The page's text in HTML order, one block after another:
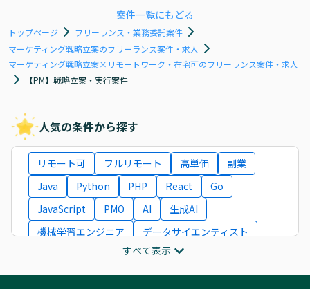
案件一覧にもどる
トップページ
フリーランス・業務委託案件
マーケティング戦略立案のフリーランス案件・求人
マーケティング戦略立案×リモートワーク・在宅可のフリーランス案件・求人
【PM】戦略立案・実行案件
人気の条件から探す
リモート可 フルリモート 高単価
副業
Java
Python PHP React
Go
JavaScript
PMO AI
生成AI
機械学習エンジニア
データサイエンティスト
ITコンサルタント
フロントエンドエンジニア
すべて表示